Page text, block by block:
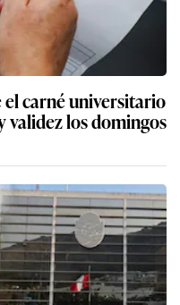
carné universitario
validez los domingos